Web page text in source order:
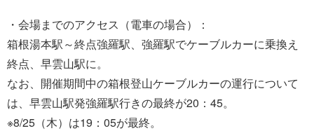
・会場までのアクセス（電車の場合）：
箱根湯本駅～終点強羅駅、強羅駅でケーブルカーに乗換え
終点、早雲山駅に。
なお、開催期間中の箱根登山ケーブルカーの運行について
は、早雲山駅発強羅駅行きの最終が20：45。
※8/25（木）は19：05が最終。